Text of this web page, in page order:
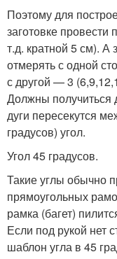
Поэтому для
заготовке
т.д. кратной 5 см). А
отмерять с одной
с другой — 3
Должны получиться
дуги пересекутся
градусов) угол.
Угол 45 градусов.
Такие углы обычно
прямоугольных
рамка (багет)
Если под рукой нет
шаблон угла в 45